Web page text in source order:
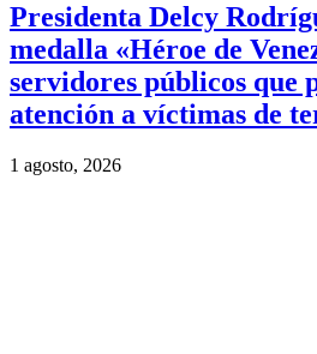
Presidenta Delcy
medalla «Héroe de
servidores públicos que
atención a víctimas de
1 agosto, 2026